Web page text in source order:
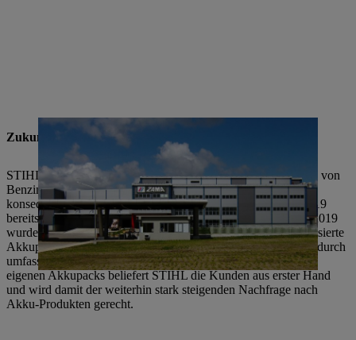
Zukunftssegment Akku
STIHL setzt seit vielen Jahren verstärkt auf einen Portfoliomix von
Benzin- und Akku-Produkten und führt die Akku-Strategie
konsequent fort. Das stark wachsende Akku-Segment trug 2019
bereits rund 15 Prozent zum Umsatz der STIHL Gruppe bei. 2019
wurde am Stammsitz in Waiblingen eine eigene, hochautomatisierte
Akkupack-Fertigung in Betrieb genommen. STIHL konnte dadurch
umfassendes Know-how im Akku-Bereich aufbauen. Mit den
eigenen Akkupacks beliefert STIHL die Kunden aus erster Hand
und wird damit der weiterhin stark steigenden Nachfrage nach
Akku-Produkten gerecht.